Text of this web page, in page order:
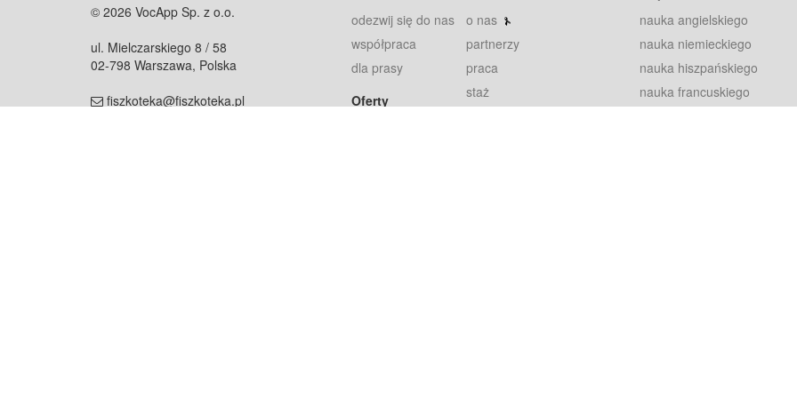
© 2026 VocApp Sp. z o.o.
ul. Mielczarskiego 8 / 58
02-798 Warszawa, Polska
fiszkoteka@fiszkoteka.pl
odezwij się do nas
współpraca
dla prasy
Oferty
o nas
partnerzy
praca
staż
nauka angielskiego
nauka niemieckiego
nauka hiszpańskiego
nauka francuskiego